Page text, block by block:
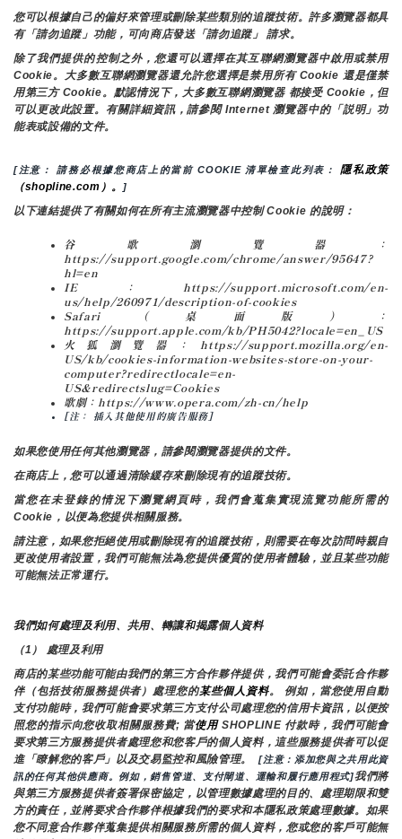
您可以根據自己的偏好來管理或刪除某些類別的追蹤技術。許多瀏覽器都具
有「請勿追蹤」功能，可向商店發送「請勿追蹤」 請求。
除了我們提供的控制之外，您還可以選擇在其互聯網瀏覽器中啟用或禁用
Cookie。大多數互聯網瀏覽器還允許您選擇是禁用所有 Cookie 還是僅禁
用第三方 Cookie。默認情況下，大多數互聯網瀏覽器 都接受 Cookie，但
可以更改此設置。有關詳細資訊，請參閱 Internet 瀏覽器中的「説明」功
能表或設備的文件。
[注意： 請務必根據您商店上的當前 COOKIE 清單檢查此列表： 隱私政策
（shopline.com）。
]
以下連結提供了有關如何在所有主流瀏覽器中控制 Cookie 的說明：
谷歌瀏覽器：
https://support.google.com/chrome/answer/95647?
hl=en
IE：https://support.microsoft.com/en-
us/help/260971/description-of-cookies
Safari（桌面版）：
https://support.apple.com/kb/PH5042?locale=en_US
火狐瀏覽器：https://support.mozilla.org/en-
US/kb/cookies-information-websites-store-on-your-
computer?redirectlocale=en-
US&redirectslug=Cookies
歌劇：https://www.opera.com/zh-cn/help
[注： 插入其他使用的廣告服務]
如果您使用任何其他瀏覽器，請參閱瀏覽器提供的文件。
在商店上，您可以通過清除緩存來刪除現有的追蹤技術。
當您在未登錄的情況下瀏覽網頁時，我們會蒐集實現流覽功能所需的
Cookie，以便為您提供相關服務。
請注意，如果您拒絕使用或刪除現有的追蹤技術，則需要在每次訪問時親自
更改使用者設置，我們可能無法為您提供優質的使用者體驗，並且某些功能
可能無法正常運行。
我們如何處理及利用、共用、轉讓和揭露個人資料
（1） 處理及利用
商店的某些功能可能由我們的第三方合作夥伴提供，我們可能會委託合作夥
伴（包括技術服務提供者）處理您的某些個人資料。 例如，當您使用自動
支付功能時，我們可能會要求第三方支付公司處理您的信用卡資訊，以便按
照您的指示向您收取相關服務費; 當使用 SHOPLINE 付款時，我們可能會
要求第三方服務提供者處理您和您客戶的個人資料，這些服務提供者可以促
進「瞭解您的客戶」以及交易監控和風險管理。
[注意：添加您與之共用此資
訊的任何其他供應商。例如，銷售管道、支付閘道、運輸和履行應用程式]我們將
與第三方服務提供者簽署保密協定，以管理數據處理的目的、處理期限和雙
方的責任，並將要求合作夥伴根據我們的要求和本隱私政策處理數據。如果
您不同意合作夥伴蒐集提供相關服務所需的個人資料，您或您的客戶可能無